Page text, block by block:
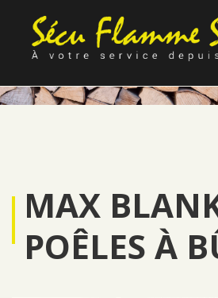
MAX
POÊLES À